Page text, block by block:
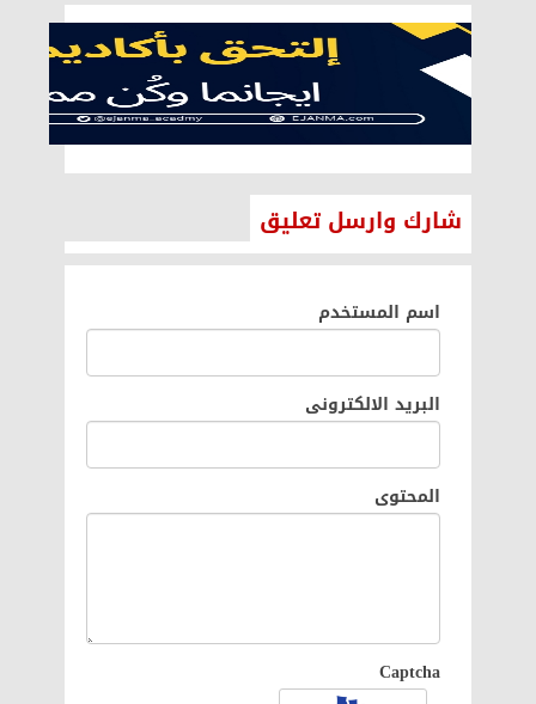
شارك وارسل تعليق
اسم المستخدم
البريد الالكترونى
المحتوى
Captcha